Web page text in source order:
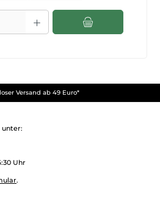
gewünschten Wert ein oder benutze die
Versand ab 49 Euro*
Uhr
.